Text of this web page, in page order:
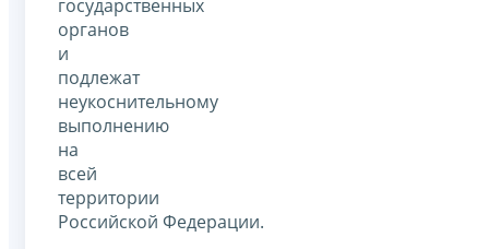
государственных
органов
и
подлежат
неукоснительному
выполнению
на
всей
территории
Российской Федерации.